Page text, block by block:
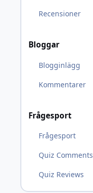
Recensioner
Bloggar
Blogginlägg
Kommentarer
Frågesport
Frågesport
Quiz Comments
Quiz Reviews